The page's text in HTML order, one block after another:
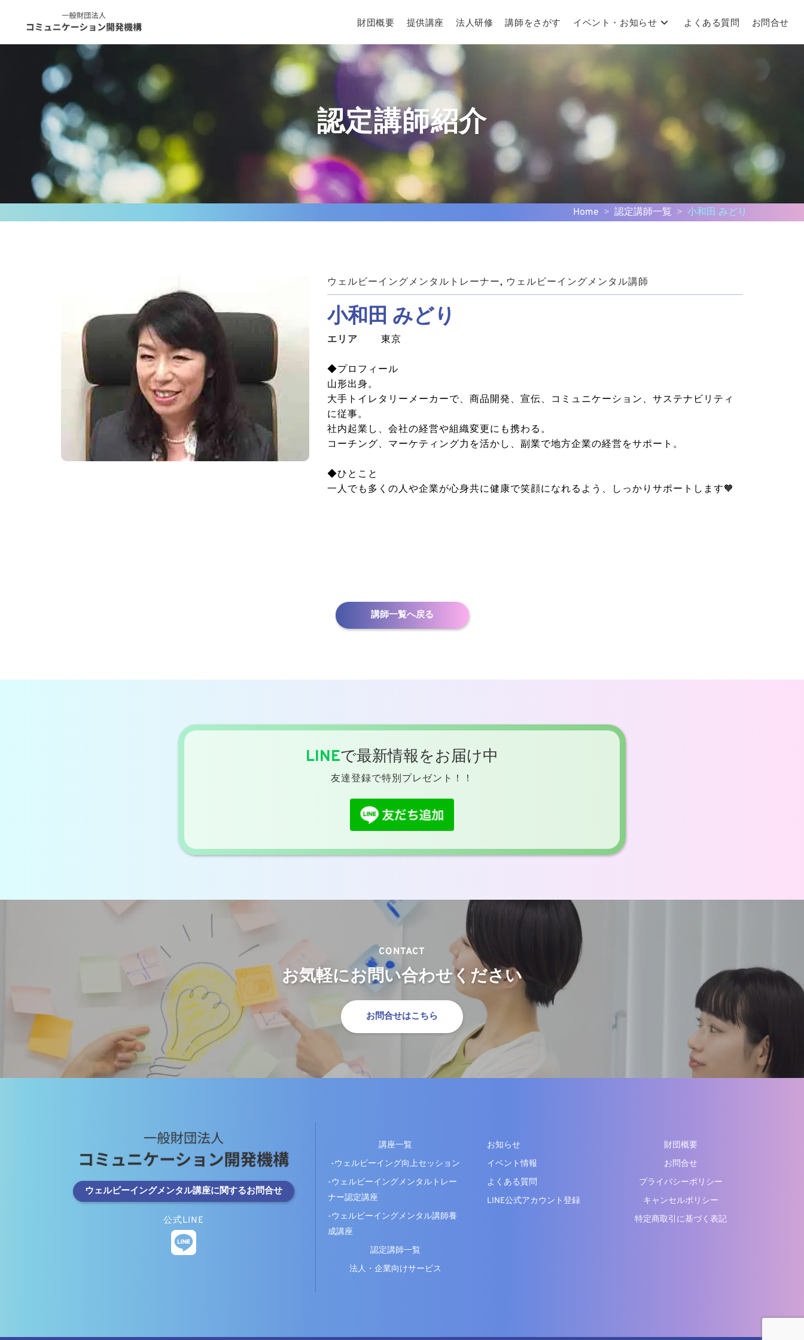
財団概要 提供講座 法人研修 講師をさがす イベント・お知らせ よくある質問 お問合せ
認定講師紹介
Home > 認定講師一覧 > 小和田 みどり
ウェルビーイングメンタルトレーナー, ウェルビーイングメンタル講師
小和田 みどり
エリア 東京
◆プロフィール
山形出身。
大手トイレタリーメーカーで、商品開発、宣伝、コミュニケーション、サステナビリティ
に従事。
社内起業し、会社の経営や組織変更にも携わる。
コーチング、マーケティング力を活かし、副業で地方企業の経営をサポート。
◆ひとこと
一人でも多くの人や企業が心身共に健康で笑顔になれるよう、しっかりサポートします🧡
講師一覧へ戻る
LINEで最新情報をお届け中
友達登録で特別プレゼント！！
CONTACT
お気軽にお問い合わせください
お問合せはこちら
ウェルビーイングメンタル講座に関するお問合せ
公式LINE
講座一覧
-ウェルビーイング向上セッション
-ウェルビーイングメンタルトレー
ナー認定講座
-ウェルビーイングメンタル講師養
成講座
認定講師一覧
法人・企業向けサービス
お知らせ
イベント情報
よくある質問
LINE公式アカウント登録
財団概要
お問合せ
プライバシーポリシー
キャンセルポリシー
特定商取引に基づく表記